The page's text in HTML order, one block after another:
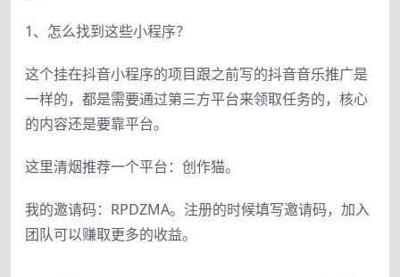
1、怎么找到这些小程序？
这个挂在抖音小程序的项目跟之前写的抖音音乐推广是
一样的，都是需要通过第三方平台来领取任务的，核心
的内容还是要靠平台。
这里清烟推荐一个平台：创作猫。
我的邀请码：RPDZMA。注册的时候填写邀请码，加入
团队可以赚取更多的收益。